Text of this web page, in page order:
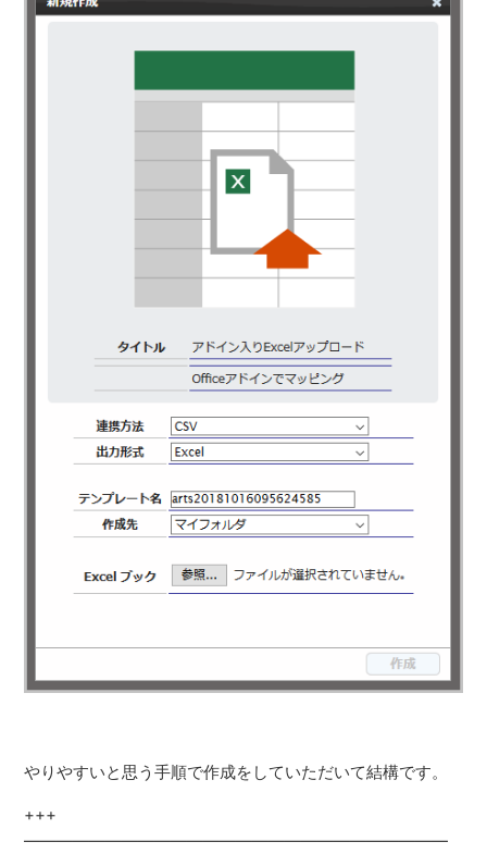
やりやすいと思う手順で作成をしていただいて結構です。
+++
——————————————————————————